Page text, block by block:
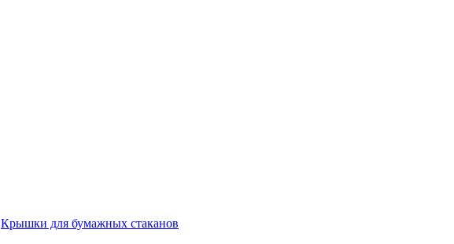
Крышки для бумажных стаканов